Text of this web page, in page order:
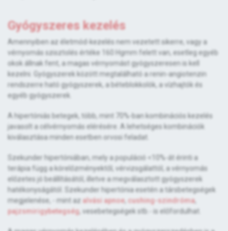
Gyógyszeres kezelés
Amennyiben az életmód-kezelés nem vezetett sikerre, vagy a
vérnyomás szisztolés értéke 160 Hgmm felett van, esetleg egyéb
okok állnak fent, a magas vérnyomást gyógyszeresen is kell
kezelni. Gyógyszerek között megtalálható a renin-angiotenzin
rendszerre ható gyógyszerek, a béteblokkolók, a vízhajtók és
egyéb gyógyszerek.
A hipertóniás betegek, több, mint 70%-ban kombinációs kezelés
javasolt a célvérnyomás elérésére. A lehetséges kombinációk
kiválasztása minden esetben orvosi feladat.
Szekunder hipertóniában, mely a populáció <10%-át érinti a
terápia függ a kórelőzményektől, vérvizsgálattól, a vérnyomás
előzetes jó beállításától, illetve a megválasztott gyógyszerek
hatékonyságától. Szekunder hipertónia esetén a társbetegségek
megjelenése, - mint az alvási apnoe, cushing-szindróma,
pajzsmirigybetegség, vesebetegségek stb.- is előfordulhat.